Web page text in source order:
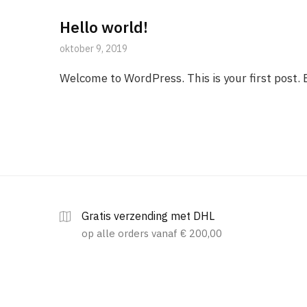
Hello world!
oktober 9, 2019
Welcome to WordPress. This is your first
Gratis verzending met DHL
op alle orders vanaf € 200,00